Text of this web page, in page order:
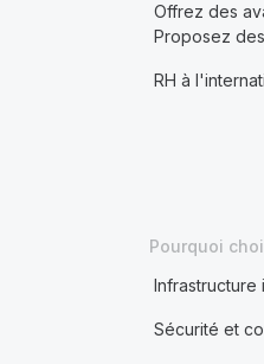
Offrez des
Proposez
RH à
Pourquoi
Infrastructure
Sécurité et